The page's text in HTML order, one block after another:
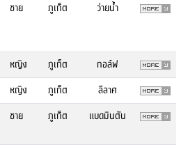
ชาย ภูเก็ต ว่ายน้ำ
หญิง ภูเก็ต
กอล์ฟ
หญิง ภูเก็ต
ลีลาศ
ชาย ภูเก็ต แบดมินตัน